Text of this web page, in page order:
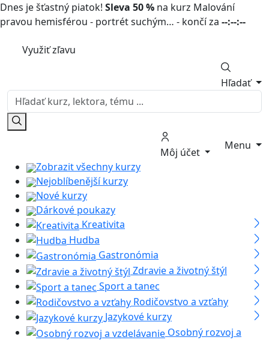
Dnes je šťastný piatok! Sleva 50 % na kurz Malování
pravou hemisférou - portrét suchým… - končí za --:--:--
Využiť zľavu
Hľadať
Môj účet
Menu
Zobrazit všechny kurzy
Nejoblíbenější kurzy
Nové kurzy
Dárkové poukazy
Kreativita
Hudba
Gastronómia
Zdravie a životný štýl
Sport a tanec
Rodičovstvo a vzťahy
Jazykové kurzy
Osobný rozvoj a